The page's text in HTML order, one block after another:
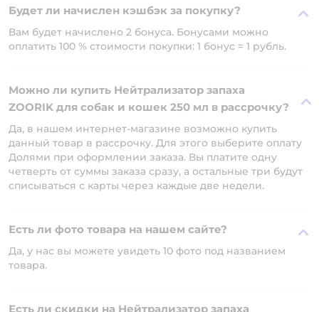
Будет ли начислен кэшбэк за покупку?
Вам будет начислено 2 бонуса. Бонусами можно
оплатить 100 % стоимости покупки: 1 бонус = 1 рубль.
Можно ли купить Нейтрализатор запаха
ZOORIK для собак и кошек 250 мл в рассрочку?
Да, в нашем интернет-магазине возможно купить
данный товар в рассрочку. Для этого выберите оплату
Долями при оформлении заказа. Вы платите одну
четверть от суммы заказа сразу, а остальные три будут
списываться с карты через каждые две недели.
Есть ли фото товара на нашем сайте?
Да, у нас вы можете увидеть 10 фото под названием
товара.
Есть ли скидки на Нейтрализатор запаха